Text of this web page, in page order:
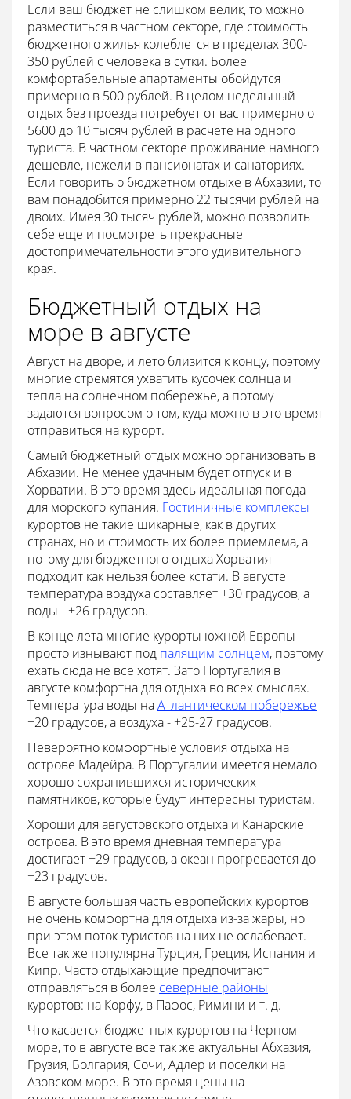
Если ваш бюджет не слишком велик, то можно
разместиться в частном секторе, где стоимость
бюджетного жилья колеблется в пределах 300-
350 рублей с человека в сутки. Более
комфортабельные апартаменты обойдутся
примерно в 500 рублей. В целом недельный
отдых без проезда потребует от вас примерно от
5600 до 10 тысяч рублей в расчете на одного
туриста. В частном секторе проживание намного
дешевле, нежели в пансионатах и санаториях.
Если говорить о бюджетном отдыхе в Абхазии, то
вам понадобится примерно 22 тысячи рублей на
двоих. Имея 30 тысяч рублей, можно позволить
себе еще и посмотреть прекрасные
достопримечательности этого удивительного
края.
Бюджетный отдых на
море в августе
Август на дворе, и лето близится к концу, поэтому
многие стремятся ухватить кусочек солнца и
тепла на солнечном побережье, а потому
задаются вопросом о том, куда можно в это время
отправиться на курорт.
Самый бюджетный отдых можно организовать в
Абхазии. Не менее удачным будет отпуск и в
Хорватии. В это время здесь идеальная погода
для морского купания. Гостиничные комплексы
курортов не такие шикарные, как в других
странах, но и стоимость их более приемлема, а
потому для бюджетного отдыха Хорватия
подходит как нельзя более кстати. В августе
температура воздуха составляет +30 градусов, а
воды - +26 градусов.
В конце лета многие курорты южной Европы
просто изнывают под палящим солнцем, поэтому
ехать сюда не все хотят. Зато Португалия в
августе комфортна для отдыха во всех смыслах.
Температура воды наАтлантическом побережье
+20 градусов, а воздуха - +25-27 градусов.
Невероятно комфортные условия отдыха на
острове Мадейра. В Португалии имеется немало
хорошо сохранившихся исторических
памятников, которые будут интересны туристам.
Хороши для августовского отдыха и Канарские
острова. В это время дневная температура
достигает +29 градусов, а океан прогревается до
+23 градусов.
В августе большая часть европейских курортов
не очень комфортна для отдыха из-за жары, но
при этом поток туристов на них не ослабевает.
Все так же популярна Турция, Греция, Испания и
Кипр. Часто отдыхающие предпочитают
отправляться в более северные районы
курортов: на Корфу, в Пафос, Римини и т. д.
Что касается бюджетных курортов на Черном
море, то в августе все так же актуальны Абхазия,
Грузия, Болгария, Сочи, Адлер и поселки на
Азовском море. В это время цены на